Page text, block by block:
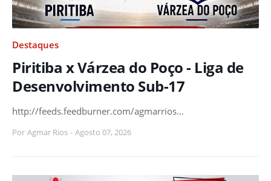
Destaques
Piritiba x Várzea do Poço - Liga de
Desenvolvimento Sub-17
http://feeds.feedburner.com/agmarrios…
Por Agmar Rios - Agosto 07, 2026